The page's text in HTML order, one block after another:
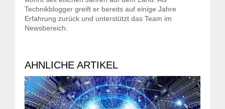
Technikblogger greift er bereits auf einige Jahre
Erfahrung zurück und unterstützt das Team im
Newsbereich.
AHNLICHE ARTIKEL